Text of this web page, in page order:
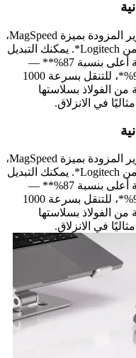
أنجز مهامك بانسيابية بفضل عجلة التمرير المزودة بميزة MagSpeed،
التي توفر تجربة التمرير الأسرع والأدق من Logitech*. يمكنك التبديل
بسهولة بين وضع التمرير المتدرج—بدقة أعلى بنسبة 87%** —
والوضع فائق السرعة، الأسرع بنسبة 90%*، للتنقل بسرعة 1000
الفولاذ بسلاستها
في الانزلاق.
أنجز مهامك بانسيابية بفضل عجلة التمرير المزودة بميزة MagSpeed،
التي توفر تجربة التمرير الأسرع والأدق من Logitech*. يمكنك التبديل
بسهولة بين وضع التمرير المتدرج—بدقة أعلى بنسبة 87%** —
والوضع فائق السرعة، الأسرع بنسبة 90%*، للتنقل بسرعة 1000
الفولاذ بسلاستها
في الانزلاق.